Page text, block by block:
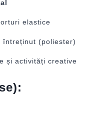
elastice
întreținut (poliester)
și activități creative